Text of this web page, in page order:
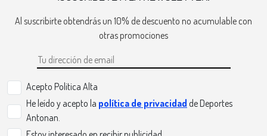
Al suscribirte obtendrás un 10% de descuento no acumulable con
otras promociones
Acepto Politica Alta
He leído y acepto la política de privacidad de Deportes
Antonan.